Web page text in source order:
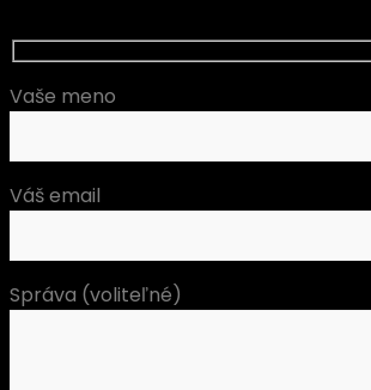
Vaše meno
Váš email
Správa (voliteľné)